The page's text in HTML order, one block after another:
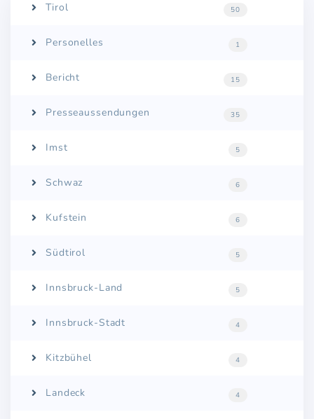
Tirol 50
Personelles 1
Bericht 15
Presseaussendungen 35
Imst 5
Schwaz 6
Kufstein 6
Südtirol 5
Innsbruck-Land 5
Innsbruck-Stadt 4
Kitzbühel 4
Landeck 4